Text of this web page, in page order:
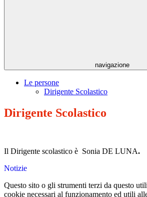
navigazione
Le persone
Dirigente Scolastico
Dirigente Scolastico
Il Dirigente scolastico è Sonia DE LUNA.
Notizie
Questo sito o gli strumenti terzi da questo
cookie necessari al funzionamento ed utili